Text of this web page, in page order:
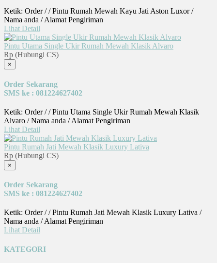
Ketik: Order / / Pintu Rumah Mewah Kayu Jati Aston Luxor /
Nama anda / Alamat Pengiriman
Lihat Detail
Pintu Utama Single Ukir Rumah Mewah Klasik Alvaro
Rp (Hubungi CS)
×
Order Sekarang
SMS ke : 081224627402
Ketik: Order / / Pintu Utama Single Ukir Rumah Mewah Klasik
Alvaro / Nama anda / Alamat Pengiriman
Lihat Detail
Pintu Rumah Jati Mewah Klasik Luxury Lativa
Rp (Hubungi CS)
×
Order Sekarang
SMS ke : 081224627402
Ketik: Order / / Pintu Rumah Jati Mewah Klasik Luxury Lativa /
Nama anda / Alamat Pengiriman
Lihat Detail
KATEGORI